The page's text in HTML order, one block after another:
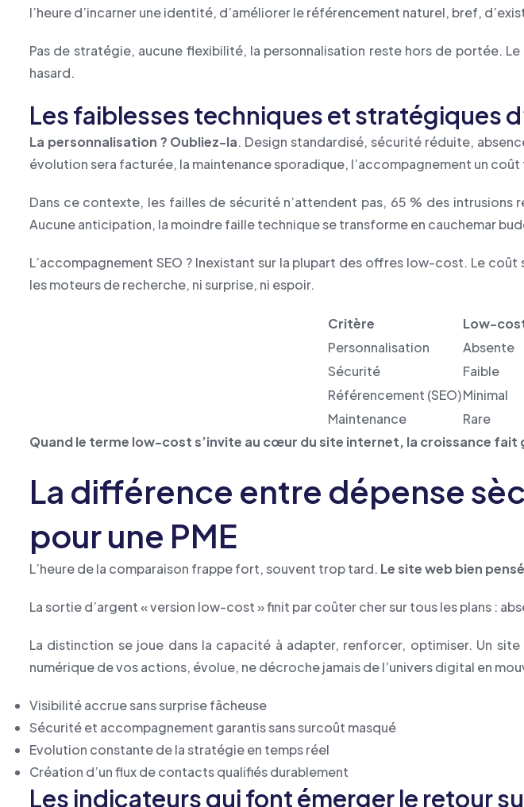
l’heure d’incarner une identité, d’améliorer le référencement naturel, bref,
Pas de stratégie, aucune flexibilité, la personnalisation reste hors de portée.
hasard.
Les faiblesses techniques et stratégiques
La personnalisation ? Oubliez-la. Design standardisé, sécurité réduite,
évolution sera facturée, la maintenance sporadique, l’accompagnement un
Dans ce contexte, les failles de sécurité n’attendent pas, 65 % des intrusions
Aucune anticipation, la moindre faille technique se transforme en cauchemar
L’accompagnement SEO ? Inexistant sur la plupart des offres low-cost. Le
les moteurs de recherche, ni surprise, ni espoir.
Critère Low-
Personnalisation
Absente
Sécurité
Faible
Référencement (SEO)Minimal
Maintenance
Rare
Quand le terme low-cost s’invite au cœur du site internet, la croissance fait
La différence entre dépense
pour une PME
L’heure de la comparaison frappe fort, souvent trop tard. Le site web bien
La sortie d’argent « version low-cost » finit par coûter cher sur tous les plans :
La distinction se joue dans la capacité à adapter, renforcer, optimiser. Un
numérique de vos actions, évolue, ne décroche jamais de l’univers digital en
Visibilité accrue sans surprise fâcheuse
Sécurité et accompagnement garantis sans surcoût masqué
Evolution constante de la stratégie en temps réel
Création d’un flux de contacts qualifiés durablement
Les indicateurs qui font émerger le retour